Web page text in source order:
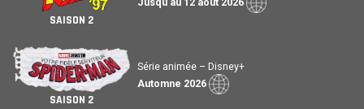
SAISON 2
SAISON 2
Série animée – Disney+
Automne 2026